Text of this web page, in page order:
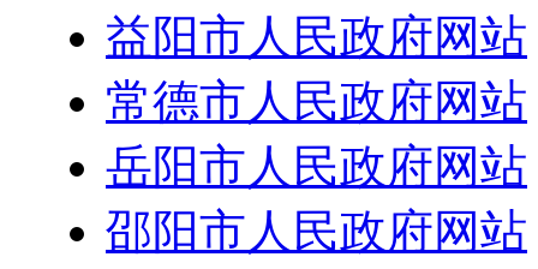
益阳市人民政府网站
常德市人民政府网站
岳阳市人民政府网站
邵阳市人民政府网站